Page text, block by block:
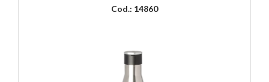
Cod.: 14860